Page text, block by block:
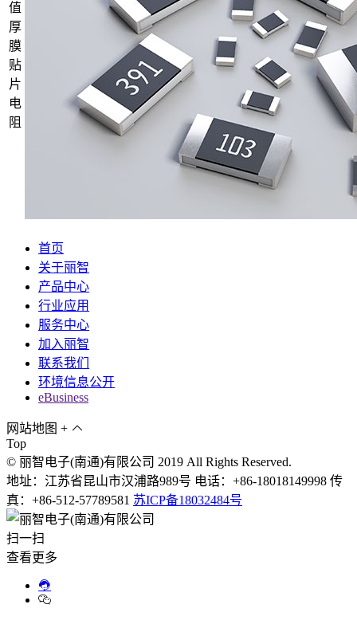
值
厚
膜
贴
片
电
阻
首页
关于丽智
产品中心
行业应用
服务中心
加入丽智
联系我们
环境信息公开
eBusiness
网站地图 +
Top
© 丽智电子(南通)有限公司 2019 All Rights Reserved.
地址：江苏省昆山市汉浦路989号 电话：+86-18018149998 传
真：+86-512-57789581 苏ICP备18032484号
扫一扫
查看更多